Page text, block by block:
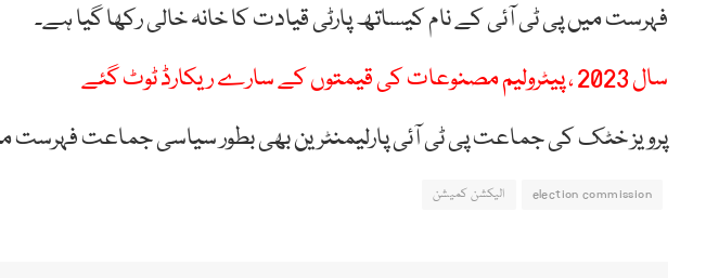
فہرست میں پی ٹی آئی کے نام کیساتھ پارٹی قیادت کا خانہ خالی رکھا گیا ہے۔
سال 2023 ، پیٹرولیم مصنوعات کی قیمتوں کے سارے ریکارڈ ٹوٹ گئے
پرویز خٹک کی جماعت پی ٹی آئی پارلیمنٹرین بھی بطور سیاسی جماعت
election commission الیکشن کمیشن